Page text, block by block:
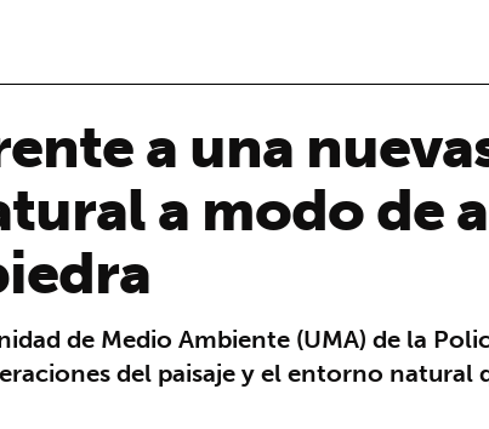
a una
a modo de
de Medio Ambiente (UMA) de la
del paisaje y el entorno natural